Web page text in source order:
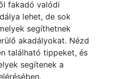
fakadó valódi
lehet, de sok
segíthetnek
akadályokat. Nézd
található tippeket, és
segítenek a